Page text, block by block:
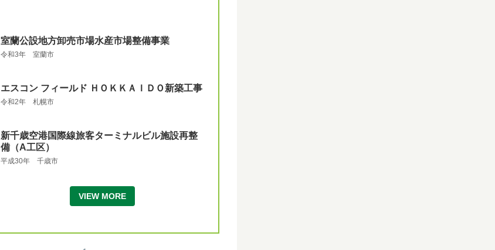
室蘭公設地方卸売市場水産市場整備事業
令和3年 室蘭市
エスコン フィールド ＨＯＫＫＡＩＤＯ新築工事
令和2年 札幌市
新千歳空港国際線旅客ターミナルビル施設再整
備（A工区）
平成30年 千歳市
VIEW MORE